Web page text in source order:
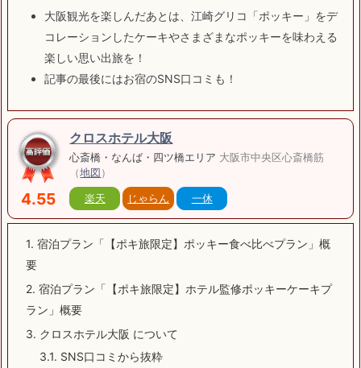
大阪観光を楽しんだあとは、江崎グリコ「ポッキー」をデ
コレーションしたケーキやさまざまなポッキーを味わえる
楽しい思い出旅を！
記事の最後にはお宿のSNS口コミも！
4.55
クロスホテル大阪
心斎橋・なんば・四ツ橋エリア 大阪市中央区心斎橋筋
（地図）
楽天 じゃらん 一休
1. 宿泊プラン「【ポキ旅限定】ポッキー食べ比べプラン」概
要
2. 宿泊プラン「【ポキ旅限定】ホテル監修ポッキーケーキプ
ラン」概要
3. クロスホテル大阪 について
3.1. SNS口コミから抜粋